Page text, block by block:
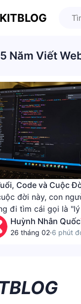
KITBLOG
Năm Viết
Code và Cuộc
đời này, con
đi tìm cái gọi là
Suy cho cùng, đó
phúc. Với mỗi người,
đôi lứa là "đơn
không nằm trong
Huỳnh Nhân Quốc
26 tháng 02·6 phút